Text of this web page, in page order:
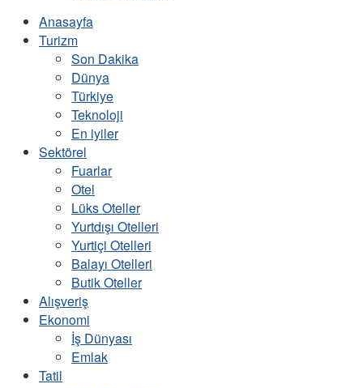
Anasayfa
Turizm
Son Dakika
Dünya
Türkiye
Teknoloji
En iyiler
Sektörel
Fuarlar
Otel
Lüks Oteller
Yurtdışı Otelleri
Yurtiçi Otelleri
Balayı Otelleri
Butik Oteller
Alışveriş
Ekonomi
İş Dünyası
Emlak
Tatil